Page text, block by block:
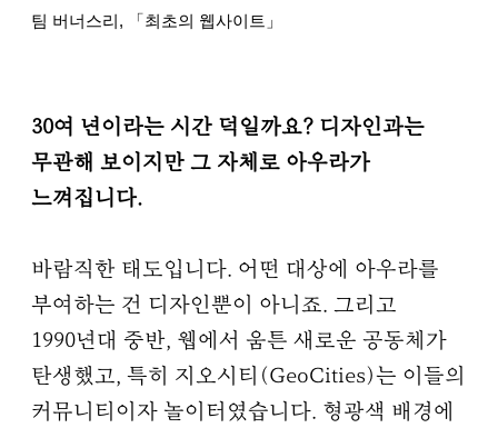
팀 버너스리, 「최초의 웹사이트」
30여 년이라는 시간 덕일까요? 디자인과는
무관해 보이지만 그 자체로 아우라가
느껴집니다.
바람직한 태도입니다. 어떤 대상에 아우라를
부여하는 건 디자인뿐이 아니죠. 그리고
1990년대 중반, 웹에서 움튼 새로운 공동체가
탄생했고, 특히 지오시티(GeoCities)는 이들의
커뮤니티이자 놀이터였습니다. 형광색 배경에